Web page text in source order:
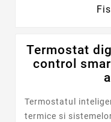
Termostat
control
Termostatul
termice si